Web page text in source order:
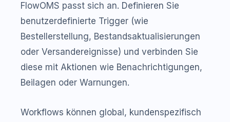
FlowOMS passt sich an. Definieren Sie
benutzerdefinierte Trigger (wie
Bestellerstellung, Bestandsaktualisierungen
oder Versandereignisse) und verbinden Sie
diese mit Aktionen wie Benachrichtigungen,
Beilagen oder Warnungen.
Workflows können global, kundenspezifisch